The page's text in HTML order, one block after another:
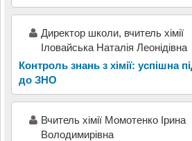
Директор школи, вчитель хімії
Іловайська Наталія Леонідівна
Контроль знань з хімії: успішна
до ЗНО
Вчитель хімії Момотенко Ірина
Володимирівна